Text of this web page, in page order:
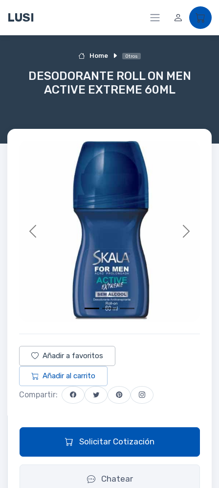
LUSI
Home Otros
DESODORANTE ROLL ON MEN
ACTIVE EXTREME 60ML
Previous Next
Añadir a favoritos
Añadir al carrito
Compartir:
Solicitar Cotización
Chatear